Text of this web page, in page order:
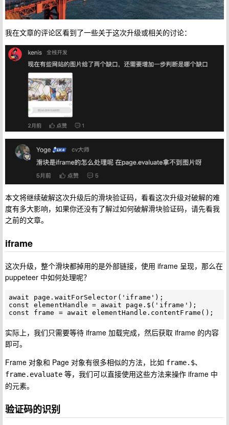
我在文章的评论区看到了一些关于这次升级或相关的讨论：
本文将继续破解这次升级后的滑块验证码，看看这次升级对破解的难
度有多大影响，如果你还没有了解过如何破解滑块验证码，请先看我
之前的文章。
iframe
这次升级，整个滑块都掉用的是外部链接，使用 iframe 呈现，那么在
puppeteer 中如何处理呢？
await page.waitForSelector('iframe');
const elementHandle = await page.$('iframe');
实际上，我们只需要等待 iframe 加载完成，然后获取 iframe 的内容
即可。
Frame 对象和 Page 对象有很多相似的方法，比如 frame.$、
frame.evaluate 等，我们可以直接使用这些方法来操作 iframe 中
的元素。
验证码的识别